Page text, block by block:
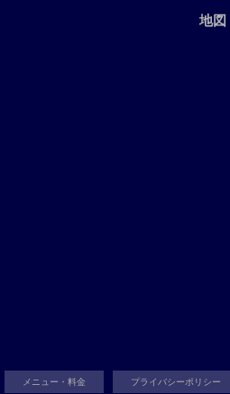
地図
メニュー・料金 プライバシーポリシー